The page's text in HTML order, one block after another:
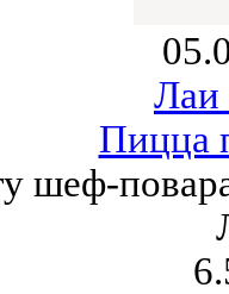
Лаи
Пицца
шеф-